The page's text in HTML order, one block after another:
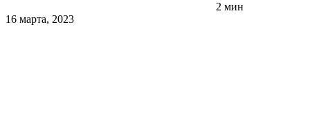
2 мин
16 марта, 2023